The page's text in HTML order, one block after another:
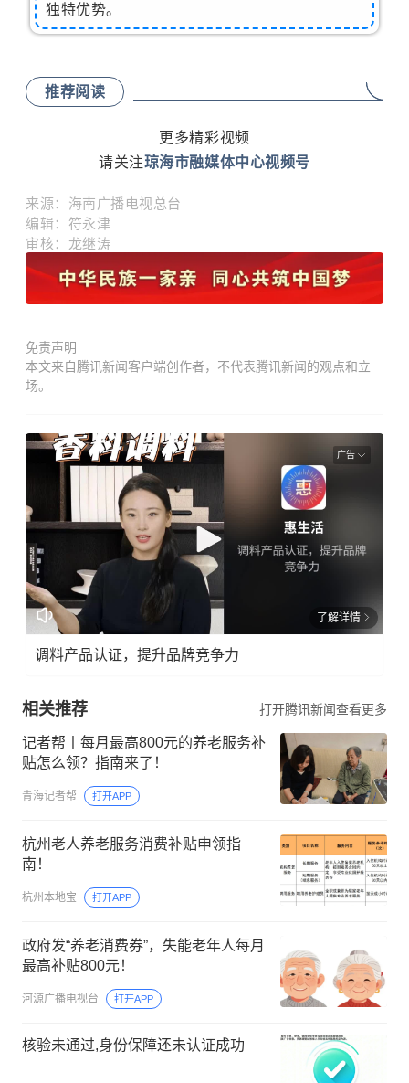
独特优势。
推荐阅读
更多精彩视频
请关注琼海市融媒体中心视频号
来源 ： 海南广播电视总台
编辑：符永津
审核：龙继涛
免责声明
本文来自腾讯新闻客户端创作者，不代表腾讯新闻的观点和立
场。
广告
了解详情
调料产品认证，提升品牌竞争力
相关推荐 打开腾讯新闻查看更多
记者帮丨每月最高800元的养老服务补
贴怎么领？指南来了！
青海记者帮 打开APP
杭州老人养老服务消费补贴申领指
南！
杭州本地宝 打开APP
政府发“养老消费券”，失能老年人每月
最高补贴800元！
河源广播电视台 打开APP
核验未通过,身份保障还未认证成功